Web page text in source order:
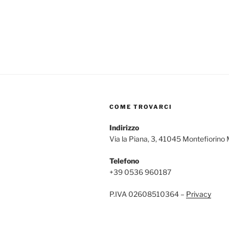
COME TROVARCI
Indirizzo
Via la Piana, 3, 41045 Montefiorino
Telefono
+39 0536 960187
P.IVA 02608510364 – Privacy